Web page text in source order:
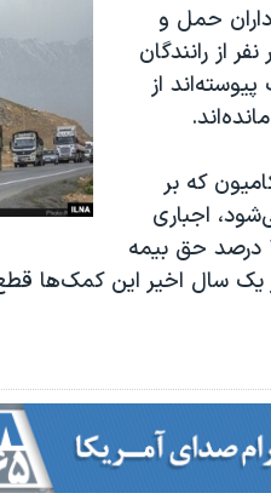
حمل و
گفت: بین ۳۵ تا ۴۰ هزار نفر از رانندگان
از
که بر
اجباری
است و دولت در گذشته ۵۰ درصد از ۲۷.۵ درصد حق بیمه
یک سال اخیر این کمک‌ها